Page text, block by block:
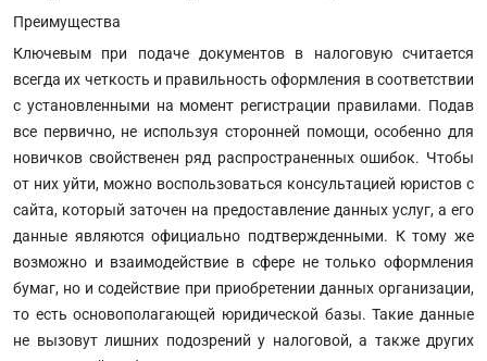
Преимущества
Ключевым при подаче документов в налоговую считается
всегда их четкость и правильность оформления в соответствии
с установленными на момент регистрации правилами. Подав
все первично, не используя сторонней помощи, особенно для
новичков свойственен ряд распространенных ошибок. Чтобы
от них уйти, можно воспользоваться консультацией юристов с
сайта, который заточен на предоставление данных услуг, а его
данные являются официально подтвержденными. К тому же
возможно и взаимодействие в сфере не только оформления
бумаг, но и содействие при приобретении данных организации,
то есть основополагающей юридической базы. Такие данные
не вызовут лишних подозрений у налоговой, а также других